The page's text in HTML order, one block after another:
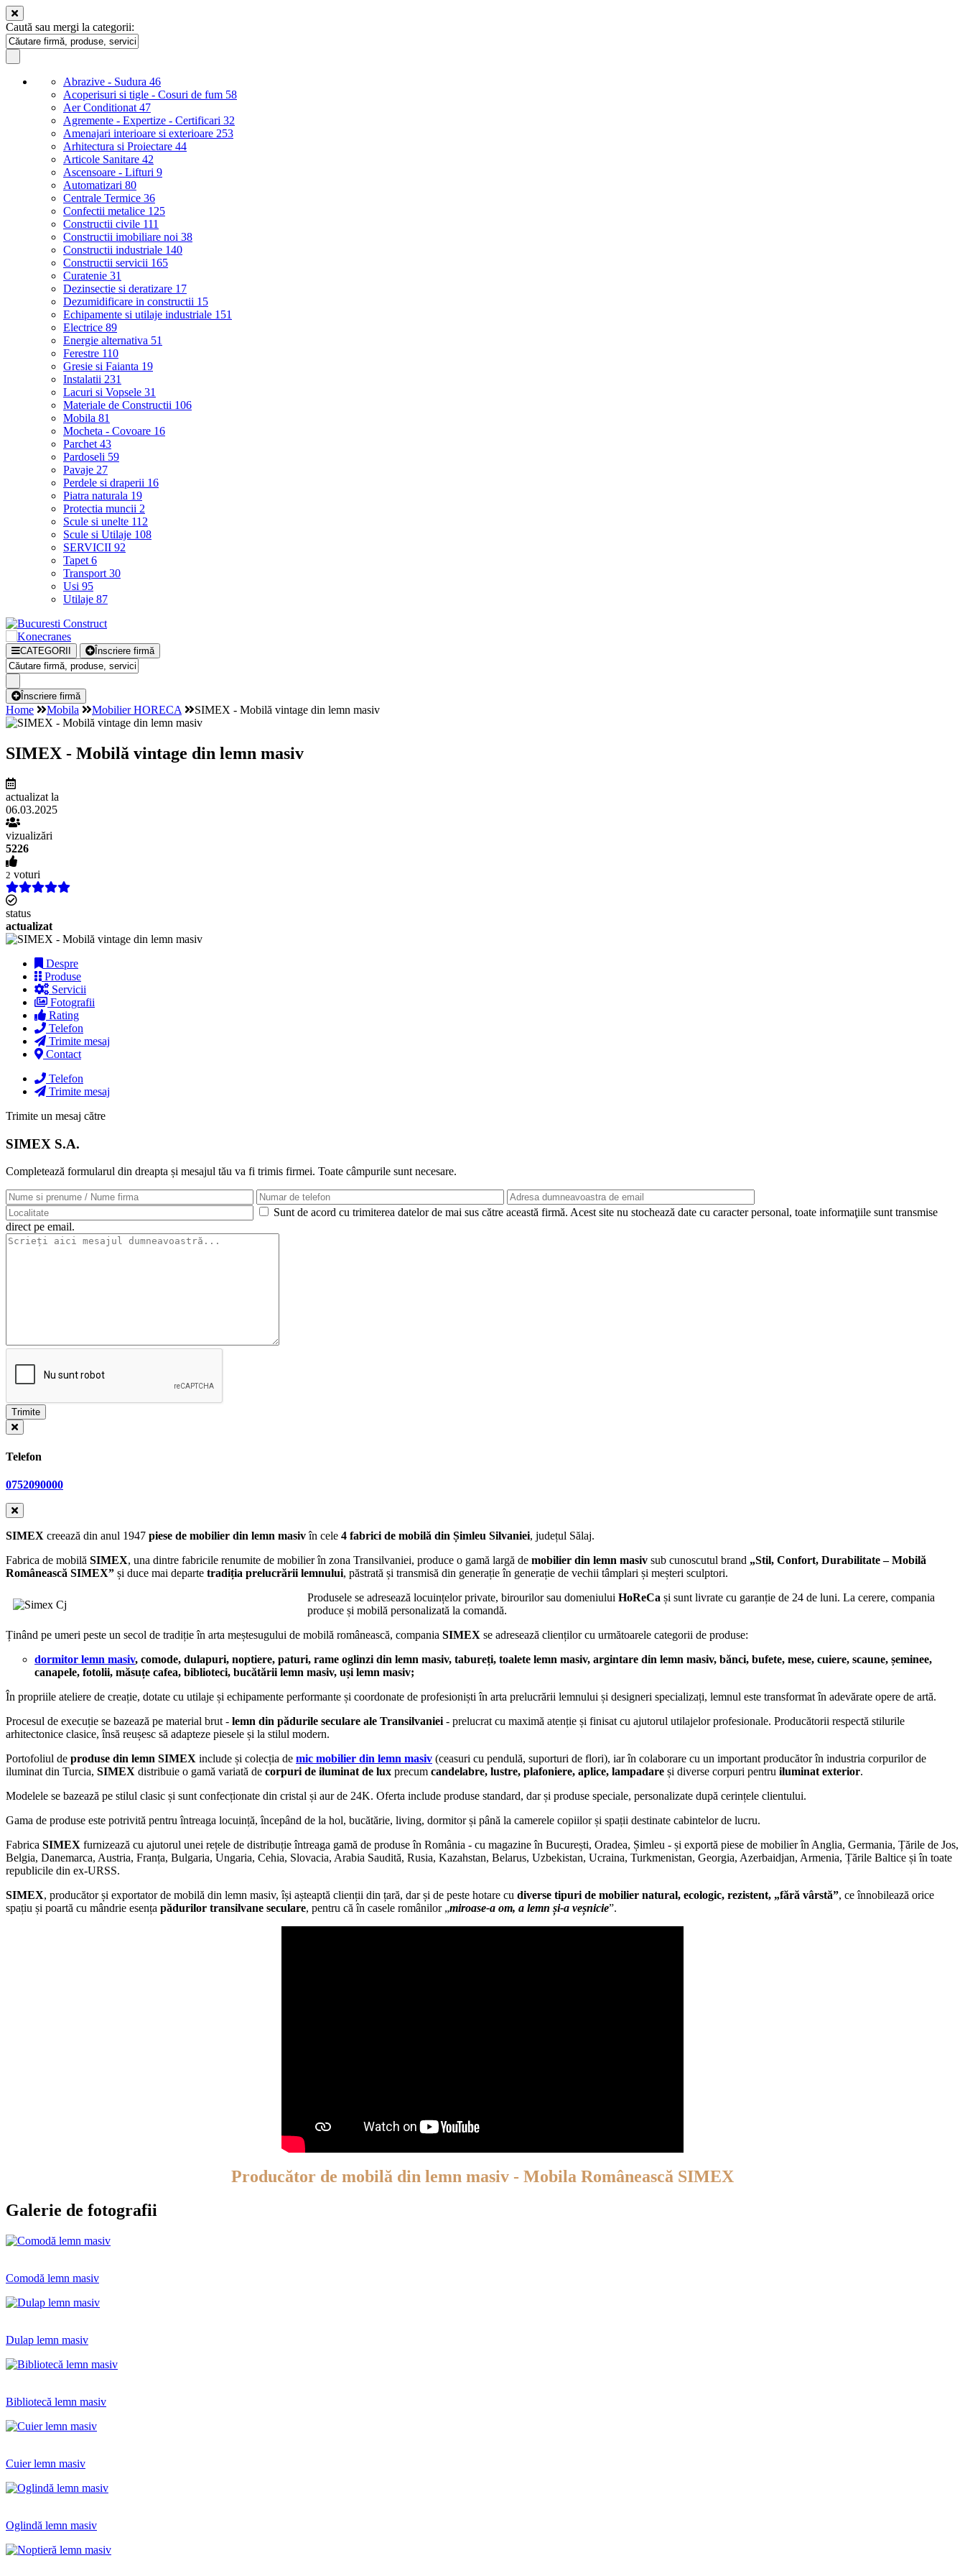
Caută sau mergi la categorii:
Abrazive - Sudura 46
Acoperisuri si tigle - Cosuri de fum 58
Aer Conditionat 47
Agremente - Expertize - Certificari 32
Amenajari interioare si exterioare 253
Arhitectura si Proiectare 44
Articole Sanitare 42
Ascensoare - Lifturi 9
Automatizari 80
Centrale Termice 36
Confectii metalice 125
Constructii civile 111
Constructii imobiliare noi 38
Constructii industriale 140
Constructii servicii 165
Curatenie 31
Dezinsectie si deratizare 17
Dezumidificare in constructii 15
Echipamente si utilaje industriale 151
Electrice 89
Energie alternativa 51
Ferestre 110
Gresie si Faianta 19
Instalatii 231
Lacuri si Vopsele 31
Materiale de Constructii 106
Mobila 81
Mocheta - Covoare 16
Parchet 43
Pardoseli 59
Pavaje 27
Perdele si draperii 16
Piatra naturala 19
Protectia muncii 2
Scule si unelte 112
Scule si Utilaje 108
SERVICII 92
Tapet 6
Transport 30
Usi 95
Utilaje 87
CATEGORII Înscriere firmă
Înscriere firmă
Home Mobila Mobilier HORECA SIMEX - Mobilă vintage din lemn masiv
SIMEX - Mobilă vintage din lemn masiv
actualizat la
06.03.2025
vizualizări
5226
2 voturi
status
actualizat
Despre
Produse
Servicii
Fotografii
Rating
Telefon
Trimite mesaj
Contact
Telefon
Trimite mesaj
Trimite un mesaj către
SIMEX S.A.
Completează formularul din dreapta și mesajul tău va fi trimis firmei. Toate câmpurile sunt necesare.
Sunt de acord cu trimiterea datelor de mai sus către această firmă. Acest site nu stochează date cu caracter personal, toate informaţiile sunt transmise
direct pe email.
Telefon
0752090000
SIMEX creează din anul 1947 piese de mobilier din lemn masivîn cele 4 fabrici de mobilă din Șimleu Silvaniei, județul Sălaj.
Fabrica de mobilă SIMEX, una dintre fabricile renumite de mobilier în zona Transilvaniei, produce o gamă largă de mobilier din lemn masiv sub cunoscutul brand „Stil, Confort, Durabilitate – Mobilă
Românească SIMEX” și duce mai departe tradiția prelucrării lemnului, păstrată și transmisă din generație în generație de vechii tâmplari și meșteri sculptori.
Produsele se adresează locuințelor private, birourilor sau domeniului HoReCa și sunt livrate cu garanție de 24 de luni. La cerere, compania
produce și mobilă personalizată la comandă.
Ținând pe umeri peste un secol de tradiție în arta meștesugului de mobilă românească, compania SIMEX se adresează clienților cu următoarele categorii de produse:
dormitor lemn masiv, comode, dulapuri, noptiere, paturi, rame oglinzi din lemn masiv, tabureți, toalete lemn masiv, argintare din lemn masiv, bănci, bufete, mese, cuiere, scaune, șeminee,
canapele, fotolii, măsuțe cafea, biblioteci, bucătării lemn masiv, uși lemn masiv;
În propriile ateliere de creație, dotate cu utilaje și echipamente performante și coordonate de profesioniști în arta prelucrării lemnului și designeri specializați, lemnul este transformat în adevărate opere de artă.
Procesul de execuție se bazează pe material brut - lemn din pădurile seculare ale Transilvaniei - prelucrat cu maximă atenție și finisat cu ajutorul utilajelor profesionale. Producătorii respectă stilurile
arhitectonice clasice, însă reușesc să adapteze piesele și la stilul modern.
Portofoliul de produse din lemn SIMEX include și colecția de mic mobilier din lemn masiv (ceasuri cu pendulă, suporturi de flori), iar în colaborare cu un important producător în industria corpurilor de
iluminat din Turcia, SIMEX distribuie o gamă variată de corpuri de iluminat de lux precum candelabre, lustre, plafoniere, aplice, lampadare și diverse corpuri pentru iluminat exterior.
Modelele se bazează pe stilul clasic și sunt confecționate din cristal și aur de 24K. Oferta include produse standard, dar și produse speciale, personalizate după cerințele clientului.
Gama de produse este potrivită pentru întreaga locuință, începând de la hol, bucătărie, living, dormitor și până la camerele copiilor și spații destinate cabintelor de lucru.
Fabrica SIMEX furnizează cu ajutorul unei rețele de distribuție întreaga gamă de produse în România - cu magazine în București, Oradea, Șimleu - și exportă piese de mobilier în Anglia, Germania, Țările de Jos,
Belgia, Danemarca, Austria, Franța, Bulgaria, Ungaria, Cehia, Slovacia, Arabia Saudită, Rusia, Kazahstan, Belarus, Uzbekistan, Ucraina, Turkmenistan, Georgia, Azerbaidjan, Armenia, Țările Baltice și în toate
republicile din ex-URSS.
SIMEX, producător și exportator de mobilă din lemn masiv, își așteaptă clienții din țară, dar și de peste hotare cu diverse tipuri de mobilier natural, ecologic, rezistent, „fără vârstă”, ce înnobilează orice
spațiu și poartă cu mândrie esența pădurilor transilvane seculare, pentru că în casele românilor „miroase-a om, a lemn și-a veșnicie”.
Producător de mobilă din lemn masiv - Mobila Românească SIMEX
Galerie de fotografii
Comodă lemn masiv
Dulap lemn masiv
Bibliotecă lemn masiv
Cuier lemn masiv
Oglindă lemn masiv